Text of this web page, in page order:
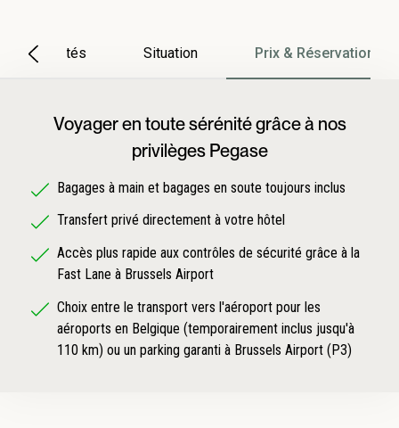
Particularités Situation Prix & Réservation
Voyager en toute sérénité grâce à nos
privilèges Pegase
Bagages à main et bagages en soute toujours inclus
Transfert privé directement à votre hôtel
Accès plus rapide aux contrôles de sécurité grâce à la
Fast Lane à Brussels Airport
Choix entre le transport vers l'aéroport pour les
aéroports en Belgique (temporairement inclus jusqu'à
110 km) ou un parking garanti à Brussels Airport (P3)